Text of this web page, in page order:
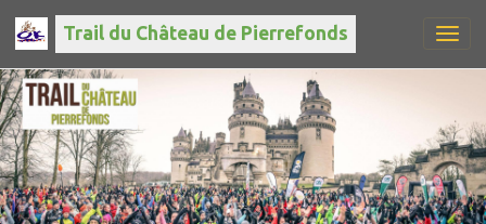
Trail du Château de Pierrefonds